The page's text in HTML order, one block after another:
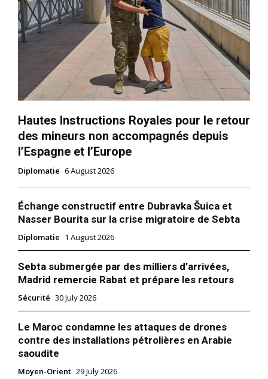
Hautes Instructions Royales pour le retour
des mineurs non accompagnés depuis
l’Espagne et l’Europe
Diplomatie 6 August 2026
Échange constructif entre Dubravka Šuica et
Nasser Bourita sur la crise migratoire de Sebta
Diplomatie 1 August 2026
Sebta submergée par des milliers d’arrivées,
Madrid remercie Rabat et prépare les retours
Sécurité 30 July 2026
Le Maroc condamne les attaques de drones
contre des installations pétrolières en Arabie
saoudite
Moyen-Orient 29 July 2026